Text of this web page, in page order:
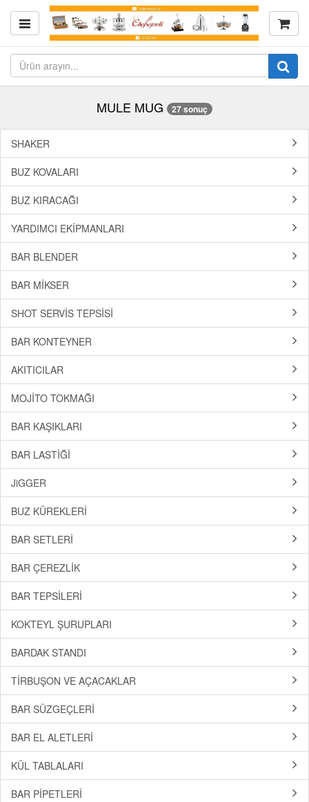
MULE MUG 27 sonuç
SHAKER
BUZ KOVALARI
BUZ KIRACAĞI
YARDIMCI EKİPMANLARI
BAR BLENDER
BAR MİKSER
SHOT SERVİS TEPSİSİ
BAR KONTEYNER
AKITICILAR
MOJİTO TOKMAĞI
BAR KAŞIKLARI
BAR LASTİĞİ
JiGGER
BUZ KÜREKLERİ
BAR SETLERİ
BAR ÇEREZLİK
BAR TEPSİLERİ
KOKTEYL ŞURUPLARI
BARDAK STANDI
TİRBUŞON VE AÇACAKLAR
BAR SÜZGEÇLERİ
BAR EL ALETLERİ
KÜL TABLALARI
BAR PİPETLERİ